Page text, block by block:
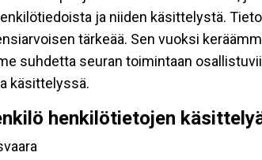
ja niiden käsittelystä.
tärkeää. Sen vuoksi
suhdetta seuran toimintaan
käsittelyssä.
henkilötietojen